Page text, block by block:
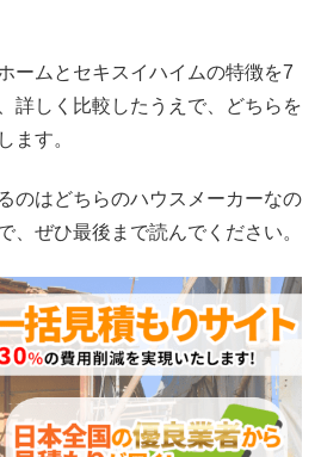
ームとセキスイハイムの特徴を7
詳しく比較したうえで、どちらを
ます。
のはどちらのハウスメーカーなの
、ぜひ最後まで読んでください。